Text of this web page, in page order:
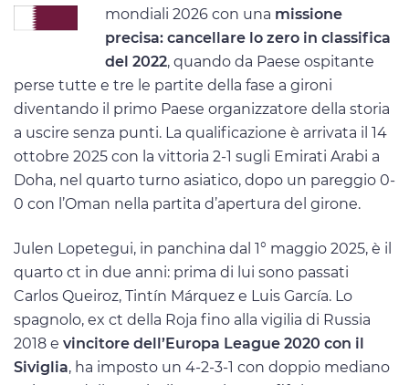
mondiali 2026 con una missione
precisa: cancellare lo zero in classifica
del 2022, quando da Paese ospitante
perse tutte e tre le partite della fase a gironi
diventando il primo Paese organizzatore della storia
a uscire senza punti. La qualificazione è arrivata il 14
ottobre 2025 con la vittoria 2-1 sugli Emirati Arabi a
Doha, nel quarto turno asiatico, dopo un pareggio 0-
0 con l’Oman nella partita d’apertura del girone.
Julen Lopetegui, in panchina dal 1° maggio 2025, è il
quarto ct in due anni: prima di lui sono passati
Carlos Queiroz, Tintín Márquez e Luis García. Lo
spagnolo, ex ct della Roja fino alla vigilia di Russia
2018 e vincitore dell’Europa League 2020 con il
Siviglia, ha imposto un 4-2-3-1 con doppio mediano